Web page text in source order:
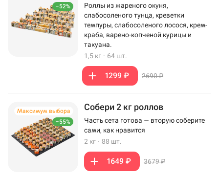
–52%
Роллы из жареного окуня,
слабосоленого тунца, креветки
темпуры, слабосоленого лосося, крем-
краба, варено-копченой курицы и
такуана.
1,5 кг · 64 шт.
1299 ₽ 2690 ₽
–55%
Максимум выбора Собери 2 кг роллов
Часть сета готова — вторую соберите
сами, как нравится
2 кг · 88 шт.
1649 ₽ 3679 ₽